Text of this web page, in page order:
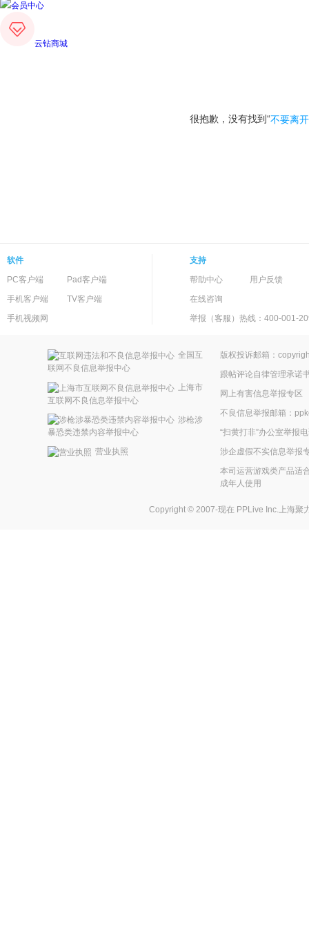
会员中心
云钻商城
很抱歉，没有找到“不要离
软件
PC客户端
Pad客户端
手机客户端
TV客户端
手机视频网
支持
帮助中心
用户反馈
在线咨询
举报（客服）热线：400-001-
全国互
联网不良信息举报中心
上海市
互联网不良信息举报中心
涉枪涉
暴恐类违禁内容举报中心
营业执照
版权投诉邮箱：
跟帖评论自律管理承诺
网上有害信息举报专区
不良信息举报邮箱：
“扫黄打非”办公室举报
涉企虚假不实信息举报
本司运营游戏类产品适
成年人使用
Copyright © 2007-现在 PPLive Inc.上海聚